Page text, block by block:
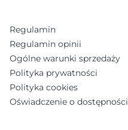
Regulamin
Regulamin opinii
Ogólne warunki sprzedaży
Polityka prywatności
Polityka cookies
Oświadczenie o dostępności